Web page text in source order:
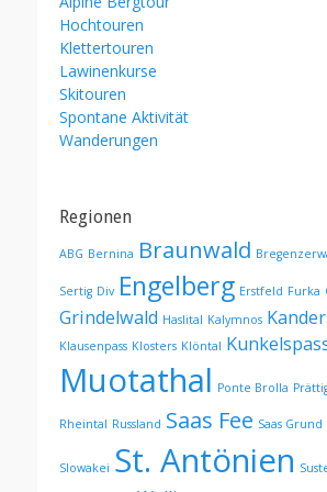
Hochtouren
Klettertouren
Lawinenkurse
Skitouren
Spontane Aktivität
Wanderungen
Regionen
ABG Bernina Braunwald
Sertig Div Engelberg Erstfeld Furka
Grindelwald Haslital Kalymnos
Klausenpass Klosters Klöntal
Muotathal Ponte Brolla
Rheintal Russland Saas Fee Saas Grund
Slowakei St. Antönien